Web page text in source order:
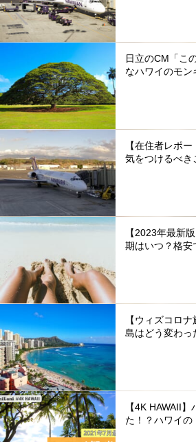
日立のCM「こ
なハワイのモン
【在住者レポ
気をつけるべき
【2023年最新
期はいつ？格安
【ウィズコロ
島はどう変わっ
【4K HAWAII
た！？ハワイの